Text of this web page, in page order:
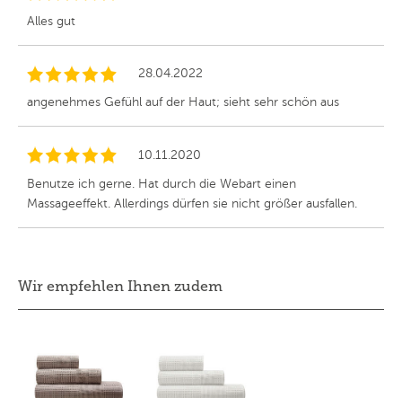
Alles gut
28.04.2022
angenehmes Gefühl auf der Haut; sieht sehr schön aus
10.11.2020
Benutze ich gerne. Hat durch die Webart einen
Massageeffekt. Allerdings dürfen sie nicht größer ausfallen.
Wir empfehlen Ihnen zudem